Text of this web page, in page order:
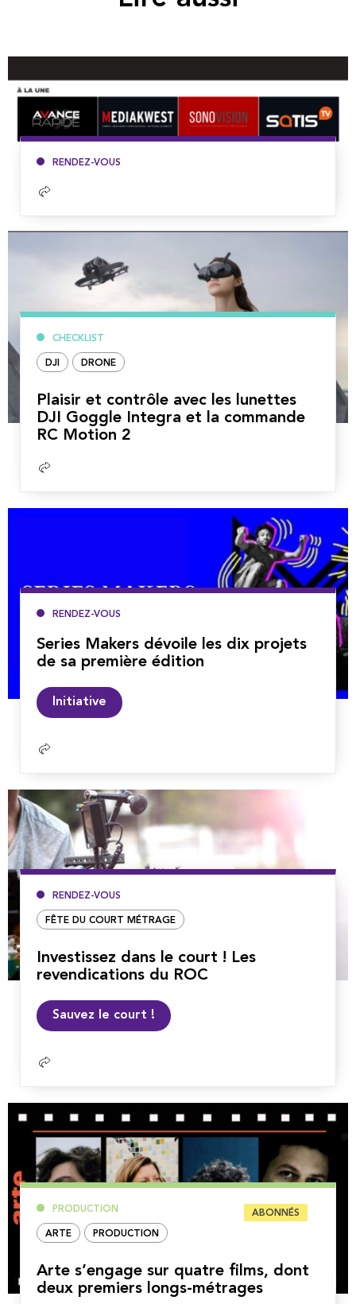
RENDEZ-VOUS
Lire
CHECKLIST
DJI DRONE
Plaisir et contrôle avec les lunettes
DJI Goggle Integra et la commande
RC Motion 2
Lire
RENDEZ-VOUS
Series Makers dévoile les dix projets
de sa première édition
Initiative
RENDEZ-VOUS
FÊTE DU COURT MÉTRAGE
Investissez dans le court ! Les
revendications du ROC
Sauvez le court !
PRODUCTION ABONNÉS
ARTE PRODUCTION
Arte s’engage sur quatre films, dont
deux premiers longs-métrages